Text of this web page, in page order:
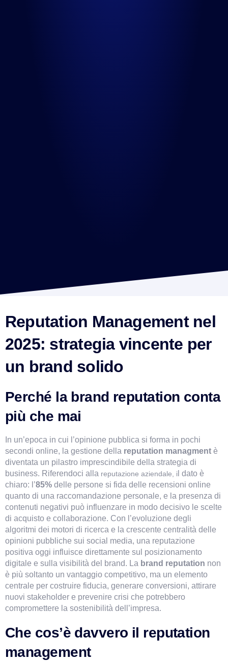
Reputation Management nel
2025: strategia vincente per
un brand solido
Perché la brand reputation conta
più che mai
In un’epoca in cui l’opinione pubblica si forma in pochi
secondi online, la gestione della reputation managment è
diventata un pilastro imprescindibile della strategia di
business. Riferendoci alla reputazione aziendale, i l dato è
chiaro: l’85% delle persone si fida delle recensioni online
quanto di una raccomandazione personale, e la presenza di
contenuti negativi può influenzare in modo decisivo le scelte
di acquisto e collaborazione. Con l’evoluzione degli
algoritmi dei motori di ricerca e la crescente centralità delle
opinioni pubbliche sui social media, una reputazione
positiva oggi influisce direttamente sul posizionamento
digitale e sulla visibilità del brand. La brand reputation non
è più soltanto un vantaggio competitivo, ma un elemento
centrale per costruire fiducia, generare conversioni, attirare
nuovi stakeholder e prevenire crisi che potrebbero
compromettere la sostenibilità dell’impresa.
Che cos’è davvero il reputation
management
VismarChat
Salve! Sono VismarChat, l'agente AI di Vismarcorp. In